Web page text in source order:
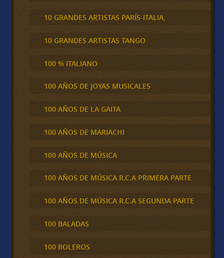
10 GRANDES ARTISTAS PARÍS-ITALIA,
10 GRANDES ARTISTAS TANGO
100 % ITALIANO
100 AÑOS DE JOYAS MUSICALES
100 AÑOS DE LA GAITA
100 AÑOS DE MARIACHI
100 AÑOS DE MÚSICA
100 AÑOS DE MÚSICA R.C.A PRIMERA PARTE
100 AÑOS DE MÚSICA R.C.A SEGUNDA PARTE
100 BALADAS
100 BOLEROS